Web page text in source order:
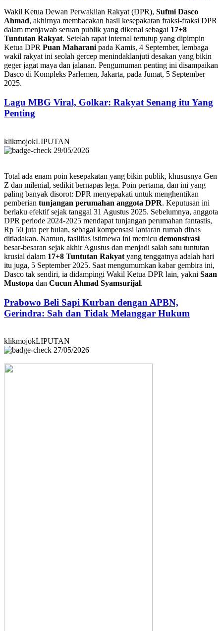
Wakil Ketua Dewan Perwakilan Rakyat (DPR), Sufmi Dasco
Ahmad, akhirnya membacakan hasil kesepakatan fraksi-fraksi DPR
dalam menjawab seruan publik yang dikenal sebagai 17+8
Tuntutan Rakyat. Setelah rapat internal tertutup yang dipimpin
Ketua DPR Puan Maharanipada Kamis, 4 September, lembaga
wakil rakyat ini seolah gercep menindaklanjuti desakan yang bikin
geger jagat maya dan jalanan. Pengumuman penting ini disampaikan
Dasco di Kompleks Parlemen, Jakarta, pada Jumat, 5 September
2025.
Lagu MBG Viral, Golkar: Rakyat Senang itu Yang
Penting
klikmojokLIPUTAN
29/05/2026
Total ada enam poin kesepakatan yang bikin publik, khususnya Gen
Z dan milenial, sedikit bernapas lega. Poin pertama, dan ini yang
paling banyak disorot: DPR menyepakati untuk menghentikan
pemberian tunjangan perumahan anggota DPR. Keputusan ini
berlaku efektif sejak tanggal 31 Agustus 2025. Sebelumnya, anggota
DPR periode 2024-2025 mendapat tunjangan perumahan fantastis,
Rp 50 juta per bulan, sebagai kompensasi lantaran rumah dinas
ditiadakan. Namun, fasilitas istimewa ini memicu demonstrasi
besar-besaran sejak akhir Agustus dan menjadi salah satu tuntutan
krusial dalam 17+8 Tuntutan Rakyat yang tenggatnya adalah hari
itu juga, 5 September 2025. Saat mengumumkan kabar gembira ini,
Dasco tak sendiri, ia didampingi Wakil Ketua DPR lain, yakni Saan
Mustopa dan Cucun Ahmad Syamsurijal.
Prabowo Beli Sapi Kurban dengan APBN,
Gerindra: Sah dan Tidak Melanggar Hukum
klikmojokLIPUTAN
27/05/2026